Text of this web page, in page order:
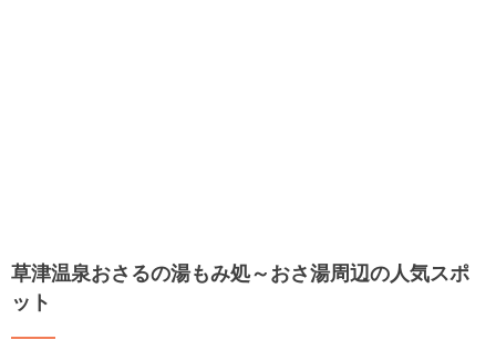
草津温泉おさるの湯もみ処～おさ湯周辺の人気スポ
ット